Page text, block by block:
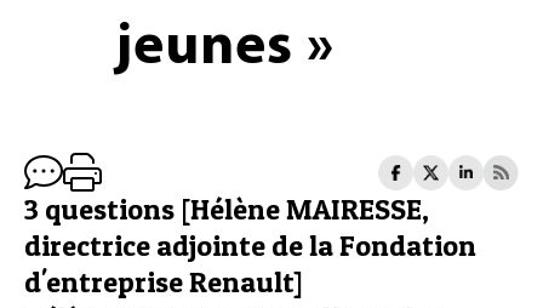
jeunes »
3 questions [Hélène MAIRESSE,
directrice adjointe de la Fondation
d'entreprise Renault]